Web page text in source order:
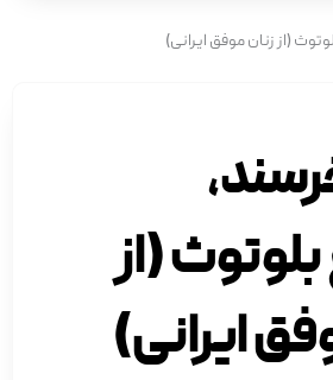
(از زنان موفق ایرانی)
(از
ایرانی)